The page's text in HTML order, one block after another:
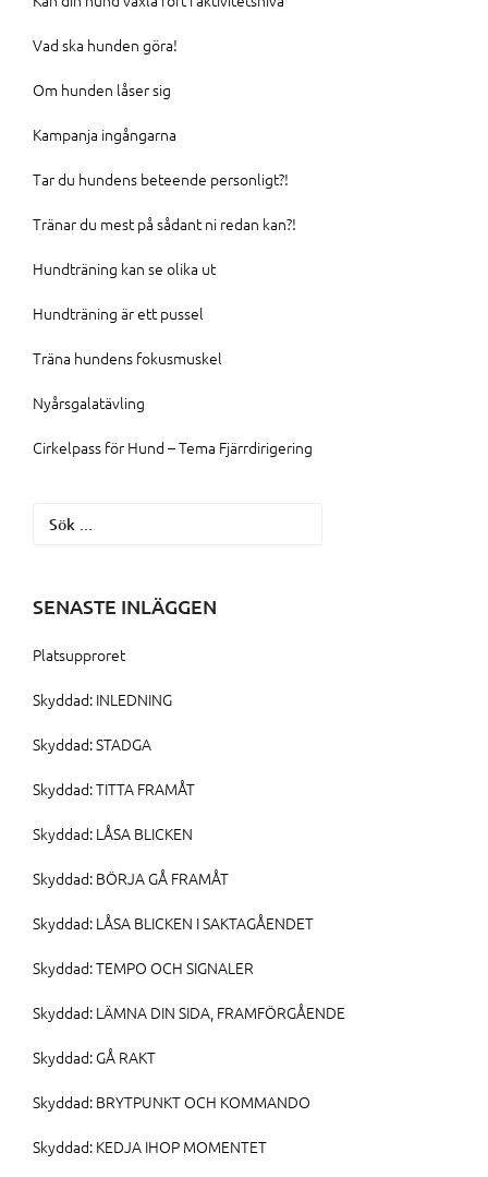
Vad ska hunden göra!
Om hunden låser sig
Kampanja ingångarna
Tar du hundens beteende personligt?!
Tränar du mest på sådant ni redan kan?!
Hundträning kan se olika ut
Hundträning är ett pussel
Träna hundens fokusmuskel
Nyårsgalatävling
Cirkelpass för Hund – Tema Fjärrdirigering
Sök
SENASTE INLÄGGEN
Platsupproret
Skyddad: INLEDNING
Skyddad: STADGA
Skyddad: TITTA FRAMÅT
Skyddad: LÅSA BLICKEN
Skyddad: BÖRJA GÅ FRAMÅT
Skyddad: LÅSA BLICKEN I SAKTAGÅENDET
Skyddad: TEMPO OCH SIGNALER
Skyddad: LÄMNA DIN SIDA, FRAMFÖRGÅENDE
Skyddad: GÅ RAKT
Skyddad: BRYTPUNKT OCH KOMMANDO
Skyddad: KEDJA IHOP MOMENTET